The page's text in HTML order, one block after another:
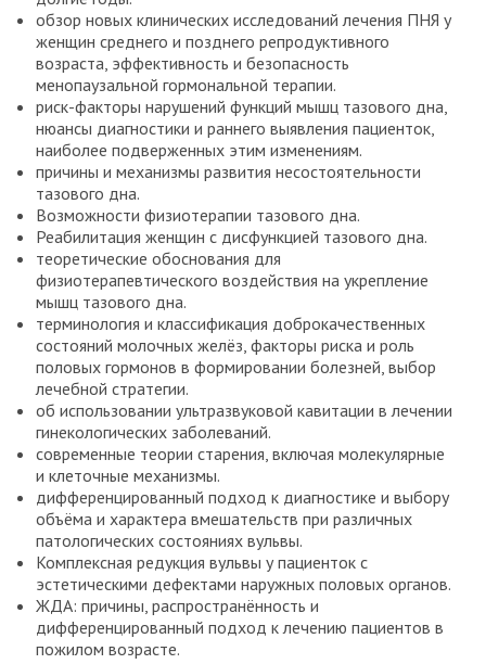
обзор новых клинических исследований лечения ПНЯ у
женщин среднего и позднего репродуктивного
возраста, эффективность и безопасность
менопаузальной гормональной терапии.
риск-факторы нарушений функций мышц тазового дна,
нюансы диагностики и раннего выявления пациенток,
наиболее подверженных этим изменениям.
причины и механизмы развития несостоятельности
тазового дна.
Возможности физиотерапии тазового дна.
Реабилитация женщин с дисфункцией тазового дна.
теоретические обоснования для
физиотерапевтического воздействия на укрепление
мышц тазового дна.
терминология и классификация доброкачественных
состояний молочных желёз, факторы риска и роль
половых гормонов в формировании болезней, выбор
лечебной стратегии.
об использовании ультразвуковой кавитации в лечении
гинекологических заболеваний.
современные теории старения, включая молекулярные
и клеточные механизмы.
дифференцированный подход к диагностике и выбору
объёма и характера вмешательств при различных
патологических состояниях вульвы.
Комплексная редукция вульвы у пациенток с
эстетическими дефектами наружных половых органов.
ЖДА: причины, распространённость и
дифференцированный подход к лечению пациентов в
пожилом возрасте.